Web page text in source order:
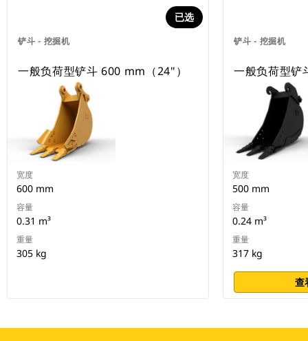
铲斗 - 挖掘机
已选
一般负荷型铲斗 600 mm（24"）
宽度
600 mm
容量
0.31 m³
重量
305 kg
铲斗 - 挖掘机
一般负荷型
宽度
500 mm
容量
0.24 m³
重量
317 kg
查